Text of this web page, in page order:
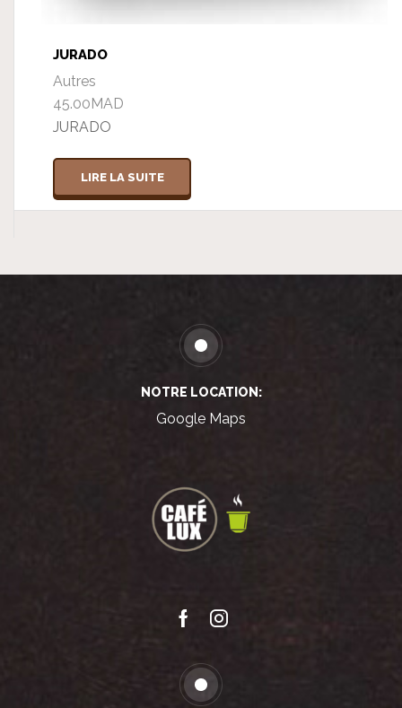
JURADO
Autres
45.00 MAD
JURADO
LIRE LA SUITE
NOTRE LOCATION:
Google Maps
FacebookInstagram